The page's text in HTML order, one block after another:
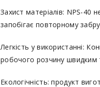
Захист матеріалів: NPS-40
запобігає повторному
Легкість у використанні:
робочого розчину швидким
Екологічність: продукт